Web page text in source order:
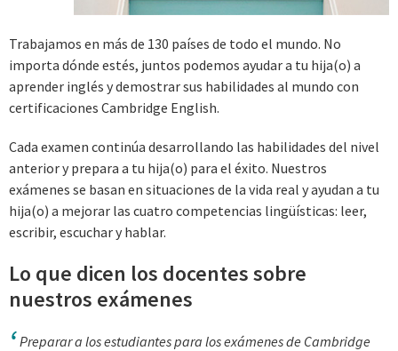
Trabajamos en más de 130 países de todo el mundo. No
importa dónde estés, juntos podemos ayudar a tu hija(o) a
aprender inglés y demostrar sus habilidades al mundo con
certificaciones Cambridge English.
Cada examen continúa desarrollando las habilidades del nivel
anterior y prepara a tu hija(o) para el éxito. Nuestros
exámenes se basan en situaciones de la vida real y ayudan a tu
hija(o) a mejorar las cuatro competencias lingüísticas: leer,
escribir, escuchar y hablar.
Lo que dicen los docentes sobre
nuestros exámenes
Preparar a los estudiantes para los exámenes de Cambridge